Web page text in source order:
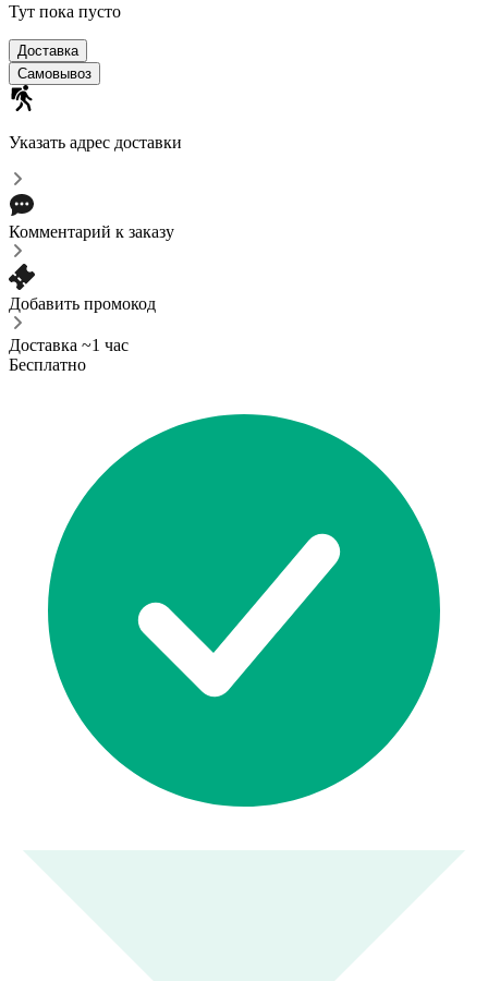
Тут пока пусто
Доставка
Самовывоз
Указать адрес доставки
Комментарий к заказу
Добавить промокод
Доставка ~1 час
Бесплатно